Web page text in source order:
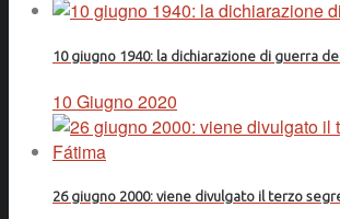
10 giugno 1940: la dichiarazione di guerra
10 Giugno 2020
26 giugno 2000: viene divulgato il terzo